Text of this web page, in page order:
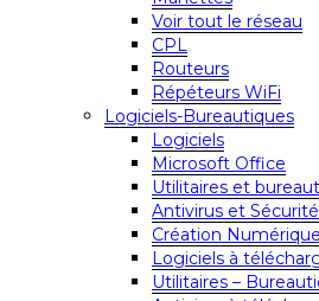
Voir tout le réseau
CPL
Routeurs
Répéteurs WiFi
Logiciels-Bureautiques
Logiciels
Microsoft Office
Utilitaires et
Antivirus et Sécurité
Création Numérique
Logiciels à
Utilitaires –